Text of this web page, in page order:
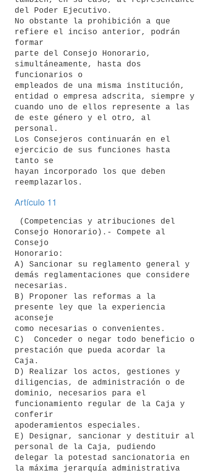
del Poder Ejecutivo.
No obstante la prohibición a que
refiere el inciso anterior, podrán
formar
parte del Consejo Honorario,
simultáneamente, hasta dos
funcionarios o
empleados de una misma institución,
entidad o empresa adscrita, siempre y
cuando uno de ellos represente a las
de este género y el otro, al
personal.
Los Consejeros continuarán en el
ejercicio de sus funciones hasta
tanto se
hayan incorporado los que deben
Artículo 11
Consejo Honorario).- Compete al
Consejo
Honorario:
A) Sancionar su reglamento general y
demás reglamentaciones que considere
necesarias.
B) Proponer las reformas a la
presente ley que la experiencia
aconseje
como necesarias o convenientes.
C)  Conceder o negar todo beneficio o
prestación que pueda acordar la
Caja.
D) Realizar los actos, gestiones y
diligencias, de administración o de
dominio, necesarios para el
funcionamiento regular de la Caja y
conferir
apoderamientos especiales.
E) Designar, sancionar y destituir al
personal de la Caja, pudiendo
delegar la potestad sancionatoria en
la máxima jerarquía administrativa